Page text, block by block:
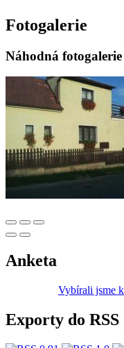
Fotogalerie
Náhodná fotogalerie
Anketa
Vybírali jsme
Exporty do RSS